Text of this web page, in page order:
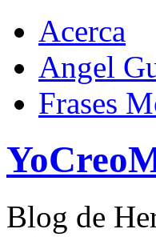
Acerca
Angel
Frases
Blog de